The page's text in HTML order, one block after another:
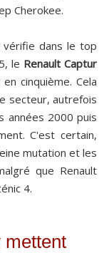
Cherokee.
dans le top
le Renault Captur
cinquième. Cela
secteur, autrefois
années 2000 puis
C'est certain,
mutation et les
que Renault
4.
mettent